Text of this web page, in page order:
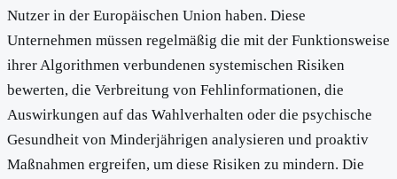
Nutzer in der Europäischen Union haben. Diese
Unternehmen müssen regelmäßig die mit der Funktionsweise
ihrer Algorithmen verbundenen systemischen Risiken
bewerten, die Verbreitung von Fehlinformationen, die
Auswirkungen auf das Wahlverhalten oder die psychische
Gesundheit von Minderjährigen analysieren und proaktiv
Maßnahmen ergreifen, um diese Risiken zu mindern. Die